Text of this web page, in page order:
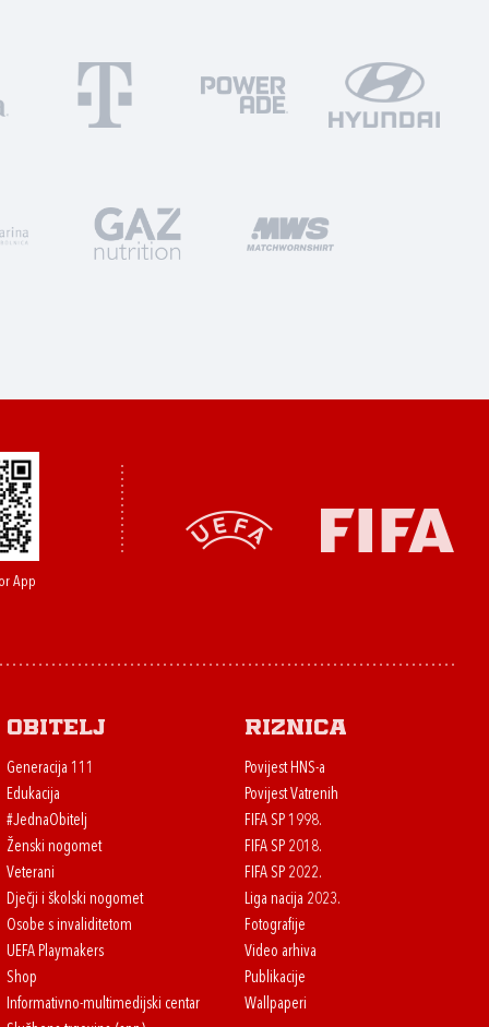
App
Obitelj
Generacija 111
Edukacija
#JednaObitelj
Ženski nogomet
Veterani
Dječji i školski nogomet
Osobe s invaliditetom
UEFA Playmakers
Shop
Informativno-multimedijski centar
Riznica
Povijest HNS-a
Povijest Vatrenih
FIFA SP 1998.
FIFA SP 2018.
FIFA SP 2022.
Liga nacija 2023.
Fotografije
Video arhiva
Publikacije
Wallpaperi